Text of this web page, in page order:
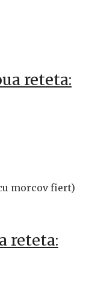
reteta:
morcov fiert)
reteta: